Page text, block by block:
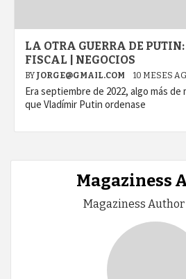
LA OTRA GUERRA DE
FISCAL | NEGOCIOS
BY JORGE@GMAIL.COM 10 MESES
Era septiembre de 2022, algo más
que Vladímir Putin ordenase
Magaziness
Magaziness